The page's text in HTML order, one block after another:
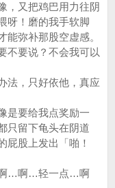
，又把鸡巴用力往阴
呀！磨的我手软脚
弥补那股空虚感。
不要说？不会我可以
，只好依他，真应
是要给我点奖励一
只留下龟头在阴道
屁股上发出「啪！
…啊…轻一点…啊